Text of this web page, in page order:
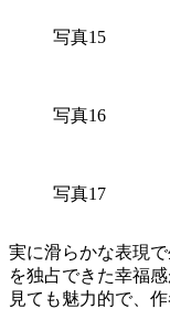
写真15
写真16
写真17
実に滑らかな表現
を独占できた幸福
見ても魅力的で、